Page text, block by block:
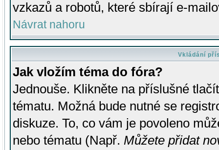
vzkazů a robotů, které sbírají e-
Návrat nahoru
Vkládání
Jak vložím téma do fóra?
Jednouše. Klikněte na příslušné
tématu. Možná bude nutné se
diskuze. To, co vám je povoleno
nebo tématu (Např. Můžete přidat